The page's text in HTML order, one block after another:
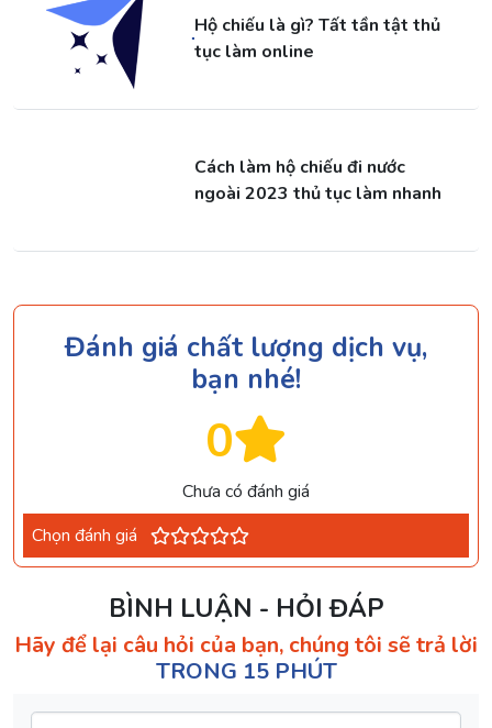
Hộ chiếu là gì? Tất tần tật thủ
tục làm online
Cách làm hộ chiếu đi nước
ngoài 2023 thủ tục làm nhanh
Đánh giá chất lượng dịch vụ,
bạn nhé!
0
Chưa có đánh giá
Chọn đánh giá
BÌNH LUẬN - HỎI ĐÁP
Hãy để lại câu hỏi của bạn, chúng tôi sẽ trả lời
TRONG 15 PHÚT